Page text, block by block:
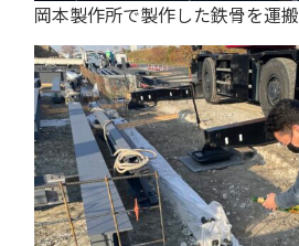
岡本製作所で製作した鉄骨を運搬